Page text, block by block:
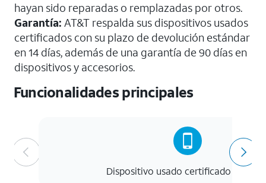
hayan sido reparadas o remplazadas por otros.
Garantía: AT&T respalda sus dispositivos usados
certificados con su plazo de devolución estándar
en 14 días, además de una garantía de 90 días en
dispositivos y accesorios.
Funcionalidades principales
Dispositivo usado certificado de